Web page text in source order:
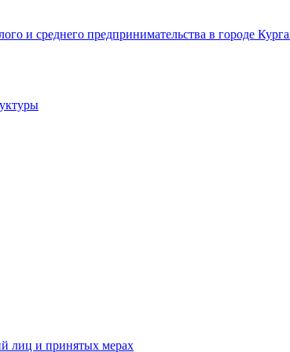
и среднего предпринимательства в городе
лиц и принятых мерах